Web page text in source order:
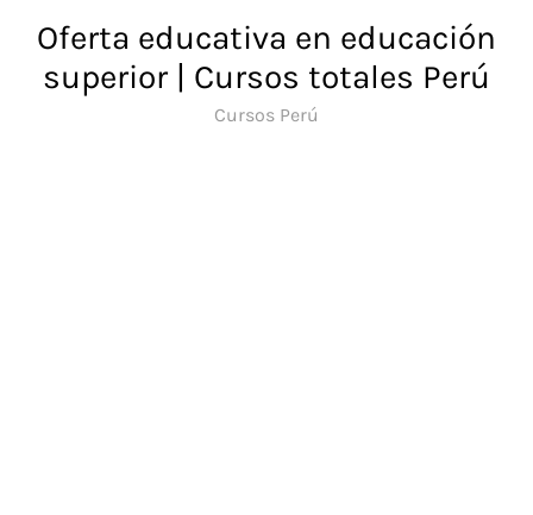
contenido
Oferta educativa en educación
superior | Cursos totales Perú
Cursos Perú